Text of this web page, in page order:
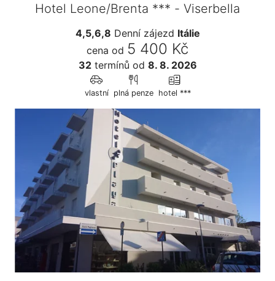
Hotel Leone/Brenta *** - Viserbella
4,5,6,8 Denní zájezd Itálie
cena od 5 400 Kč
32termínů od 8. 8. 2026
vlastní plná penze hotel ***